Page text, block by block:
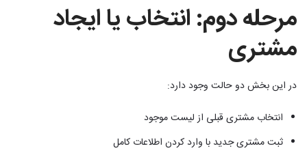
مرحله دوم: انتخاب یا ایجاد
مشتری
در این بخش دو حالت وجود دارد:
انتخاب مشتری قبلی از لیست موجود
ثبت مشتری جدید با وارد کردن اطلاعات کامل